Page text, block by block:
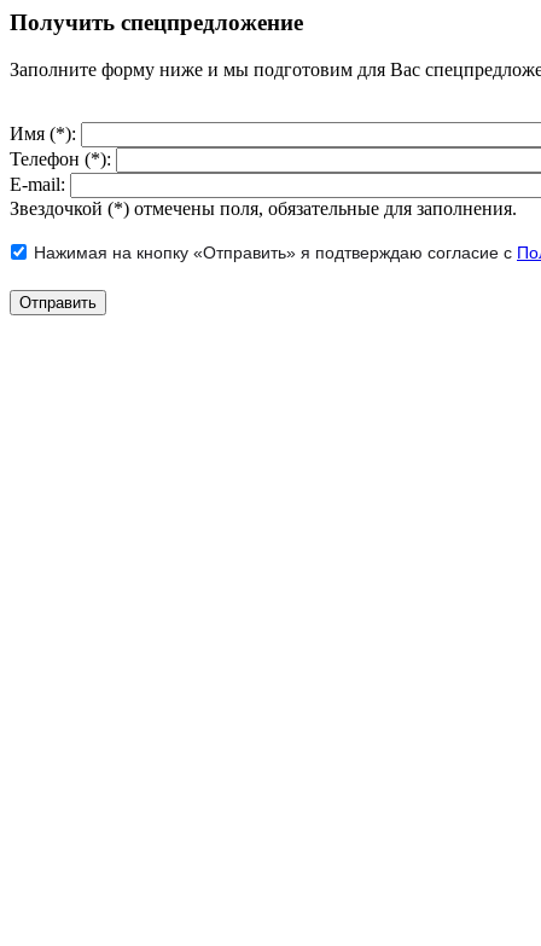
Получить спецпредложение
Заполните форму ниже и мы подготовим для Вас
Имя (*):
Телефон (*):
E-mail:
Звездочкой (*) отмечены поля, обязательные для заполнения.
Нажимая на кнопку «Отправить» я подтверждаю согласие с